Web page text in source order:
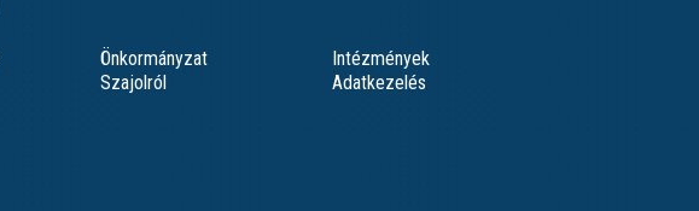
Önkormányzat
Szajolról
Intézmények
Adatkezelés